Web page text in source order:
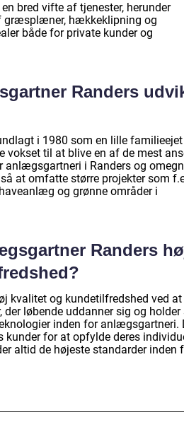
bred vifte af tjenester, herunder
hækkeklipning og
både for private kunder og
Randers
i 1980 som en lille familieejet
vokset til at blive en af de mest
anlægsgartneri i Randers og
at omfatte større projekter som
og grønne områder i
Randers
kvalitet og kundetilfredshed ved at
løbende uddanner sig og holder
inden for anlægsgartneri.
for at opfylde deres
altid de højeste standarder inden